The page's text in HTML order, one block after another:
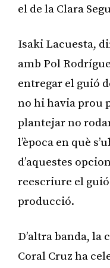
el de la Clara
Isaki Lacuesta,
amb Pol
entregar el guió
no hi havia prou
plantejar no
l’època en què
d’aquestes
reescriure el
producció.
D’altra banda, la
Coral Cruz ha